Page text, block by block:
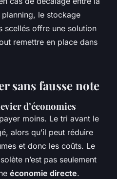
le stockage
scellés offre une solution
remettre en place dans
sans fausse note
d’économies
moins. Le tri avant le
alors qu’il peut réduire
et donc les coûts. Le
n’est pas seulement
économie directe.